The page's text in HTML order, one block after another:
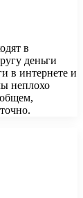
в
деньги
в интернете и
неплохо